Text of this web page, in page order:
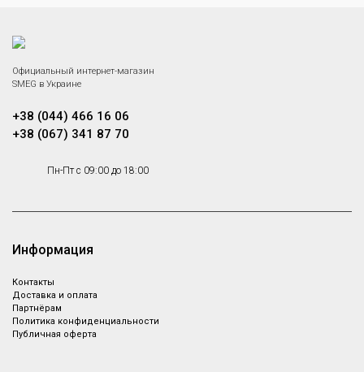
Официальный интернет-магазин
SMEG в Украине
+38 (044) 466 16 06
+38 (067) 341 87 70
Пн-Пт с 09:00 до 18:00
Информация
Контакты
Доставка и оплата
Партнёрам
Политика конфиденциальности
Публичная оферта